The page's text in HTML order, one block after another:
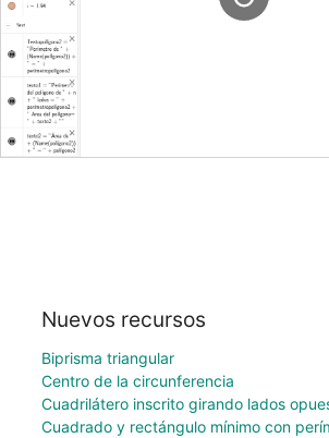
Nuevos recursos
Biprisma triangular
Centro de la circunferencia
Cuadrilátero inscrito girando lados
Cuadrado y rectángulo mínimo con